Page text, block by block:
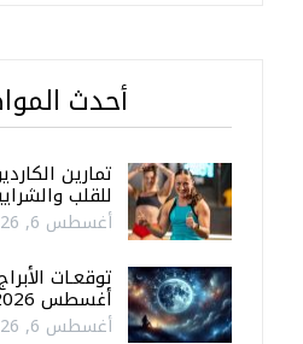
أحدث
تمارين
للقلب
أغسطس 6, 2026
أغسطس 2026
أغسطس 6, 2026